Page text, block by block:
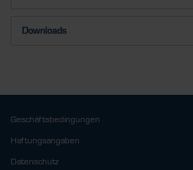
Downloads
Geschäftsbedingungen
Haftungsangaben
Datenschutz